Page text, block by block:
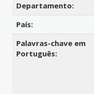
Departamento:
País:
Palavras-chave em
Português: